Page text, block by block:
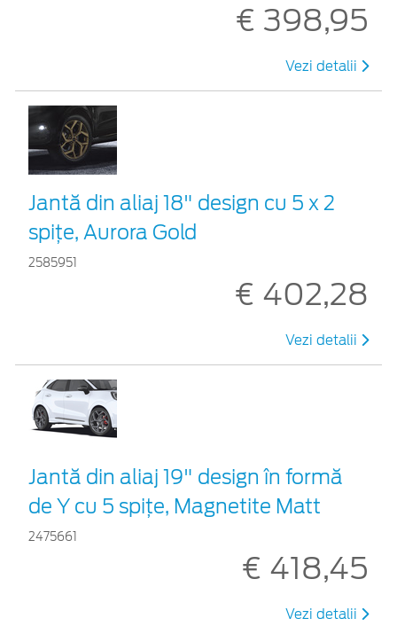
€ 398,95
Vezi detalii
Jantă din aliaj 18" design cu 5 x 2
spițe, Aurora Gold
2585951
€ 402,28
Vezi detalii
Jantă din aliaj 19" design în formă
de Y cu 5 spiţe, Magnetite Matt
2475661
€ 418,45
Vezi detalii